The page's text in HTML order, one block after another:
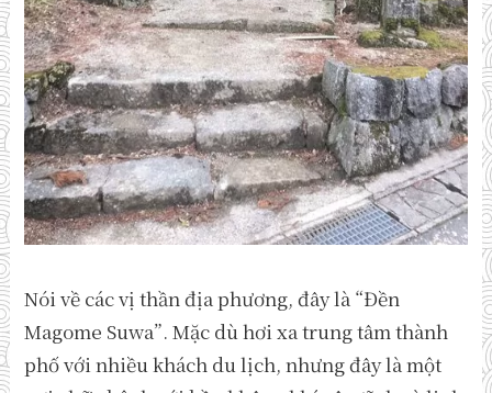
Nói về các vị thần địa phương, đây là “Đền
Magome Suwa”. Mặc dù hơi xa trung tâm thành
phố với nhiều khách du lịch, nhưng đây là một